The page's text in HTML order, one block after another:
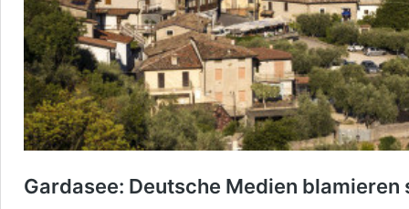
Gardasee: Deutsche Medien